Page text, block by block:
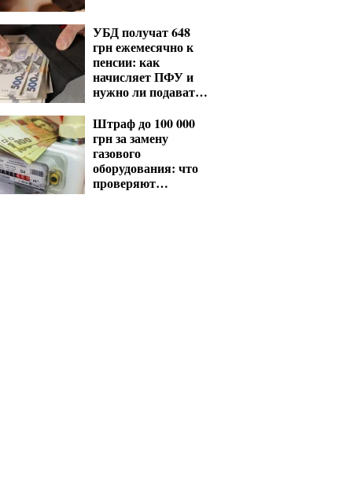
УБД получат 648
грн ежемесячно к
пенсии: как
начисляет ПФУ и
нужно ли подавать
Штраф до 100 000
грн за замену
газового
оборудования: что
проверяют